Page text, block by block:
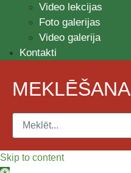
Video lekcijas
Foto galerijas
Video galerija
Kontakti
MEKLĒŠANA
Skip to content